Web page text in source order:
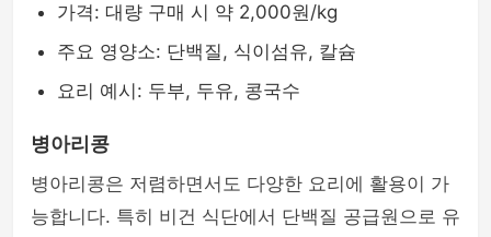
가격: 대량 구매 시 약 2,000원/kg
주요 영양소: 단백질, 식이섬유, 칼슘
요리 예시: 두부, 두유, 콩국수
병아리콩
병아리콩은 저렴하면서도 다양한 요리에 활용이 가
능합니다. 특히 비건 식단에서 단백질 공급원으로 유